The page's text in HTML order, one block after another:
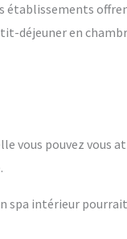
établissements
déjeuner en
vous pouvez vous
spa intérieur